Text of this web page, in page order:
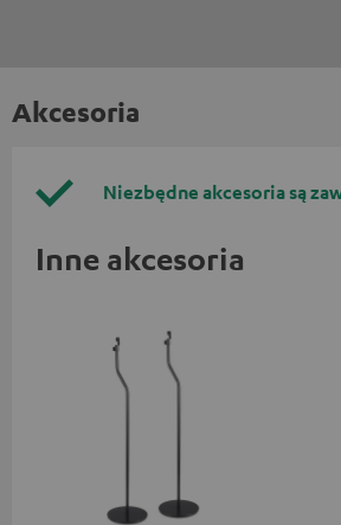
Akcesoria
Niezbędne akcesoria są
Inne akcesoria